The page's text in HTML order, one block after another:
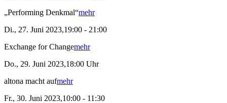
„Performing Denkmal“mehr
Di., 27. Juni 2023,19:00 - 21:00
Exchange for Changemehr
Do., 29. Juni 2023,18:00 Uhr
altona macht aufmehr
Fr., 30. Juni 2023,10:00 - 11:30